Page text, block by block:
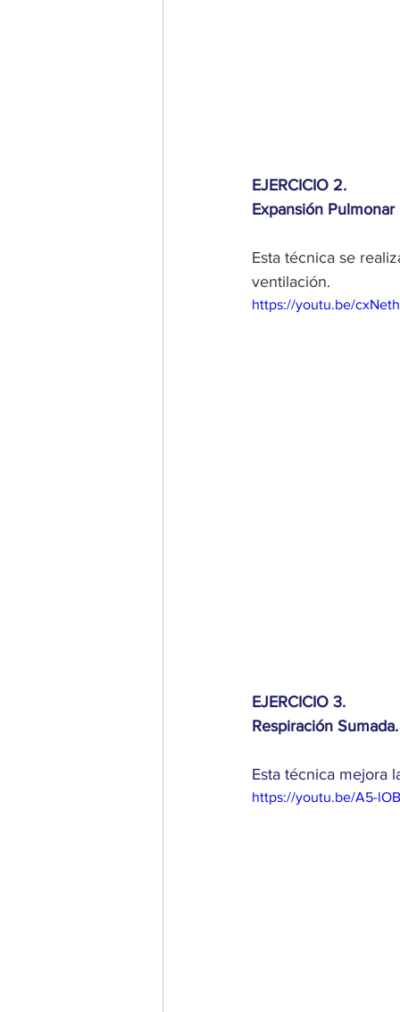
EJERCICIO 2.
Expansión Pulmonar
Esta técnica se
ventilación.
https://youtu.be/
EJERCICIO 3.
Respiración Sumada.
Esta técnica mejora
https://youtu.be/A5-